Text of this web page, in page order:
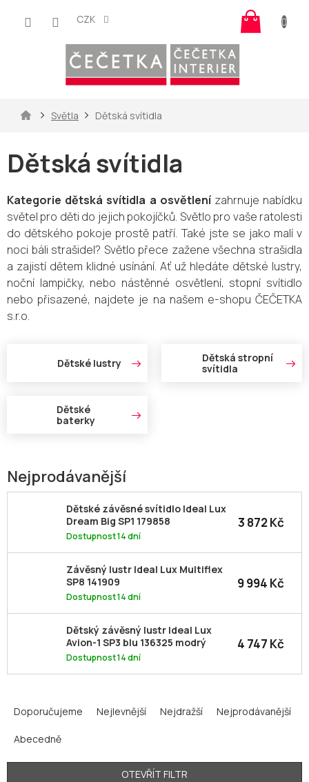
CZK
košík
DomůSvětla Dětská svítidla
Dětská svítidla
Kategorie dětská svítidla a osvětlenízahrnuje nabídku
světel pro děti do jejich pokojíčků. Světlo pro vaše ratolesti
do dětského pokoje prostě patří. Také jste se jako malí v
noci báli strašidel? Světlo přece zažene všechna strašidla
a zajistí dětem klidné usínání. Ať už hledáte dětské lustry,
noční lampičky, nebo nástěnné osvětlení, stopní svítidlo
nebo přisazené, najdete je na našem e-shopu ČEČETKA
s.r.o.
Dětské lustry
Dětská stropní
svítidla
Dětské
baterky
Nejprodávanější
Dětské závěsné svítidlo Ideal Lux
Dream Big SP1 179858
Dostupnost 14 dní
3 872 Kč
Závěsný lustr Ideal Lux Multiflex
SP8 141909
Dostupnost 14 dní
9 994 Kč
Dětský závěsný lustr Ideal Lux
Avion-1 SP3 blu 136325 modrý
Dostupnost 14 dní
4 747 Kč
a
e
n
Doporučujeme Nejlevnější Nejdražší Nejprodávanější
Abecedně
OTEVŘÍT FILTR